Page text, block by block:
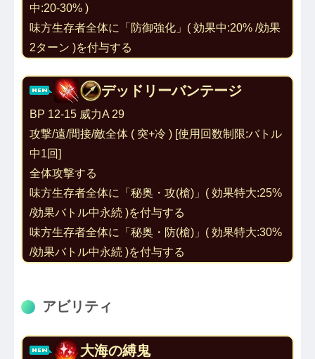
中:20-30% )
味方生存者全体に「 防御強化 」( 効果中:20% /効果
2ターン )を付与する
デッドリーバンテージ
BP 12-15 威力A 29
攻撃/遠/間接/敵全体 ( 突+冷 ) [使用回数制限:バトル
中1回]
全体攻撃する
味方生存者全体に「 秘奥・攻(槍) 」( 効果特大:25%
/効果バトル中永続 )を付与する
味方生存者全体に「 秘奥・防(槍) 」( 効果特大:30%
/効果バトル中永続 )を付与する
アビリティ
大海の縛鬼